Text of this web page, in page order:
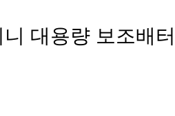
대용량 보조배터